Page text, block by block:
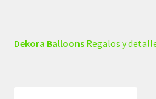
Dekora BalloonsRegalos y